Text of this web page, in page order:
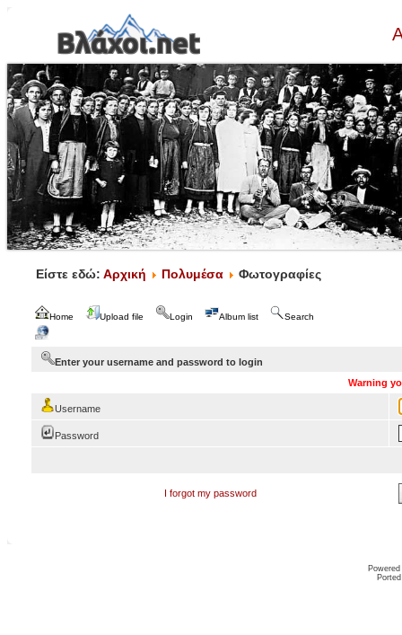
Είστε εδώ: Αρχική Πολυμέσα Φωτογραφίες
Home Upload file Login Album list Search
Enter your username and password to login
Warning
Username
Password
I forgot my password